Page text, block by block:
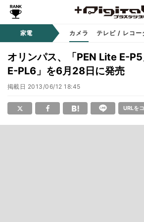
家電 カメラ テレビ / レコー
オリンパス、「PEN Lite E-
E-PL6」を6月28日に発売
掲載日 2013/06/12 18:45
URLを